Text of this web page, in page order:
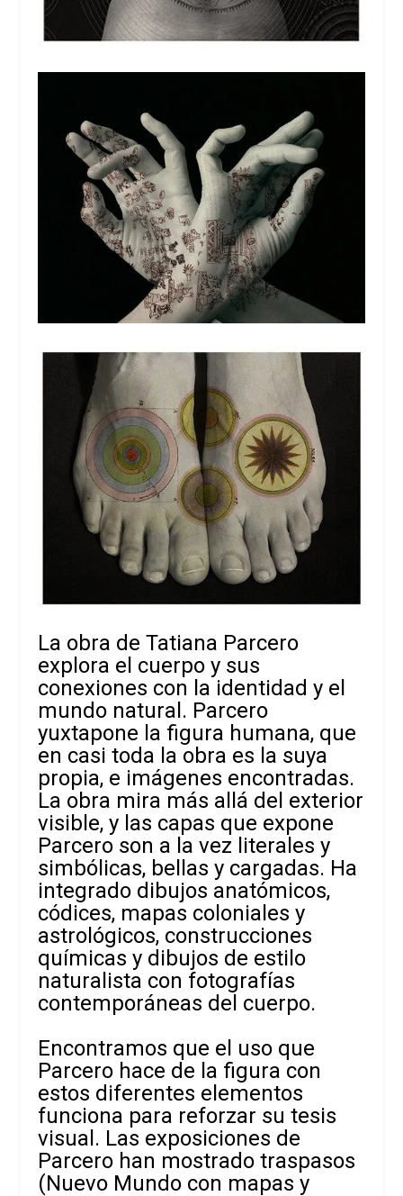
La obra de Tatiana Parcero
explora el cuerpo y sus
conexiones con la identidad y el
mundo natural. Parcero
yuxtapone la figura humana, que
en casi toda la obra es la suya
propia, e imágenes encontradas.
La obra mira más allá del exterior
visible, y las capas que expone
Parcero son a la vez literales y
simbólicas, bellas y cargadas. Ha
integrado dibujos anatómicos,
códices, mapas coloniales y
astrológicos, construcciones
químicas y dibujos de estilo
naturalista con fotografías
contemporáneas del cuerpo.
Encontramos que el uso que
Parcero hace de la figura con
estos diferentes elementos
funciona para reforzar su tesis
visual. Las exposiciones de
Parcero han mostrado traspasos
(Nuevo Mundo con mapas y